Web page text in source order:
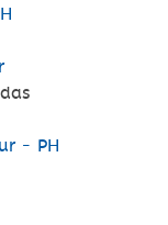
- PH